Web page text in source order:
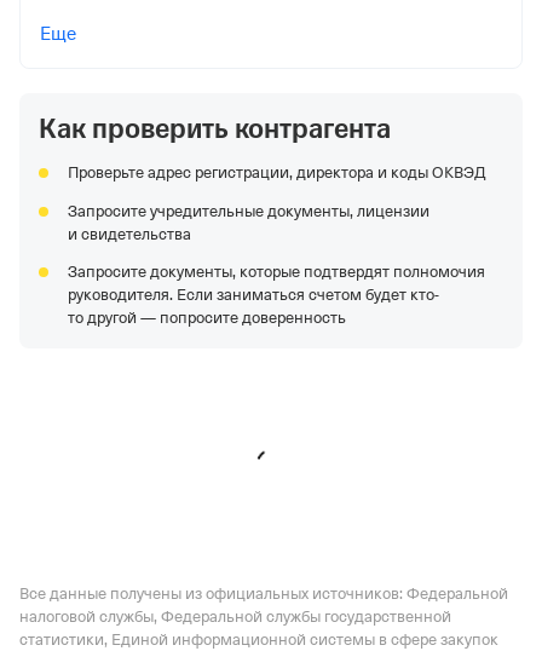
ООО "ПРОДУКТОВЫЙ МИР"
ПАО ТКЗ "КРАСНЫЙ КОТЕЛЬЩИК"— Действующая
6154023009,ОГРН 1026102573562,КПП 615401001
ООО "СТАЛКЕР"— Действующая организация,
Регистрация 19.12.2006,
1067761249654,КПП 771901001
ООО "НОВАТОР"—Действующая организация,
Еще
Как проверить контрагента
Проверьте адрес регистрации, директора и коды ОКВЭД
Запросите учредительные документы, лицензии
и свидетельства
Запросите документы, которые подтвердят полномочия
руководителя. Если заниматься счетом будет кто-
то другой — попросите доверенность
Все данные получены из официальных источников: Федеральной
налоговой службы, Федеральной службы государственной
статистики, Единой информационной системы в сфере закупок